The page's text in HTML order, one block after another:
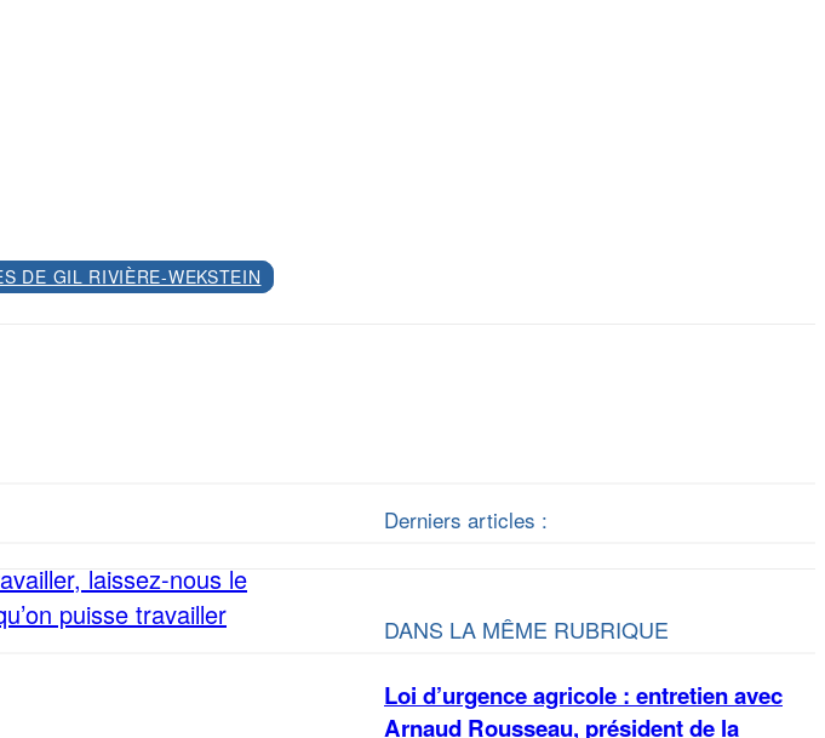
DE GIL RIVIÈRE-WEKSTEIN
laissez-nous le
puisse travailler
Derniers articles :
DANS LA MÊME RUBRIQUE
Loi d’urgence agricole : entretien avec
Arnaud Rousseau, président de la